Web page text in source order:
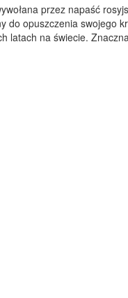
przez napaść
do opuszczenia swojego
latach na świecie.